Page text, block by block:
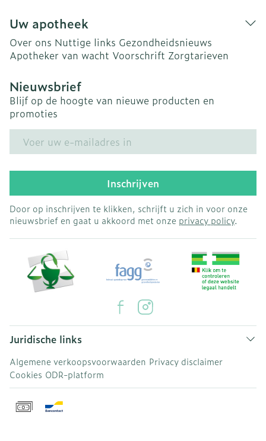
Uw apotheek
Over ons Nuttige links Gezondheidsnieuws
Apotheker van wacht Voorschrift Zorgtarieven
Nieuwsbrief
Blijf op de hoogte van nieuwe producten en
promoties
Inschrijven
Door op inschrijven te klikken, schrijft u zich in voor onze
nieuwsbrief en gaat u akkoord met onze privacy policy.
Juridische links
Algemene verkoopsvoorwaarden Privacy disclaimer
Cookies ODR-platform